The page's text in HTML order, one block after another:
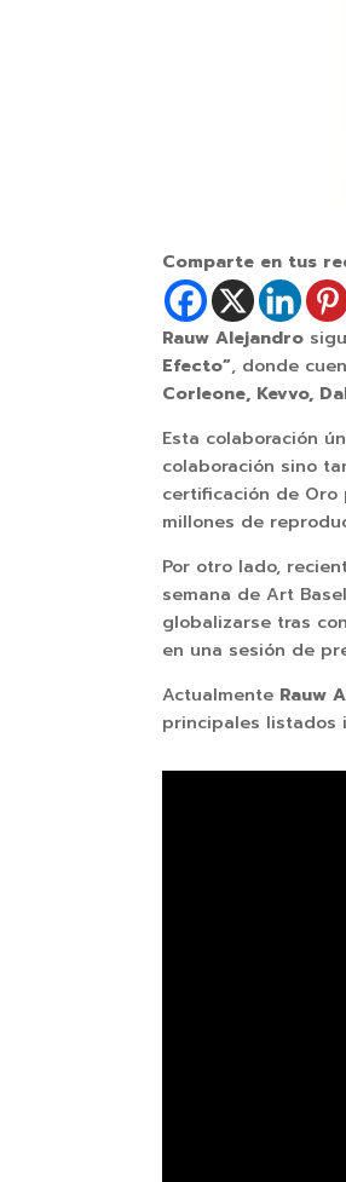
Comparte en tus
Rauw Alejandro
Efecto”, donde
Corleone, Kevvo,
Esta colaboración
colaboración sino
certificación de Oro
millones de
Por otro lado,
semana de Art
globalizarse tras
en una sesión de
Actualmente Rauw
principales listados